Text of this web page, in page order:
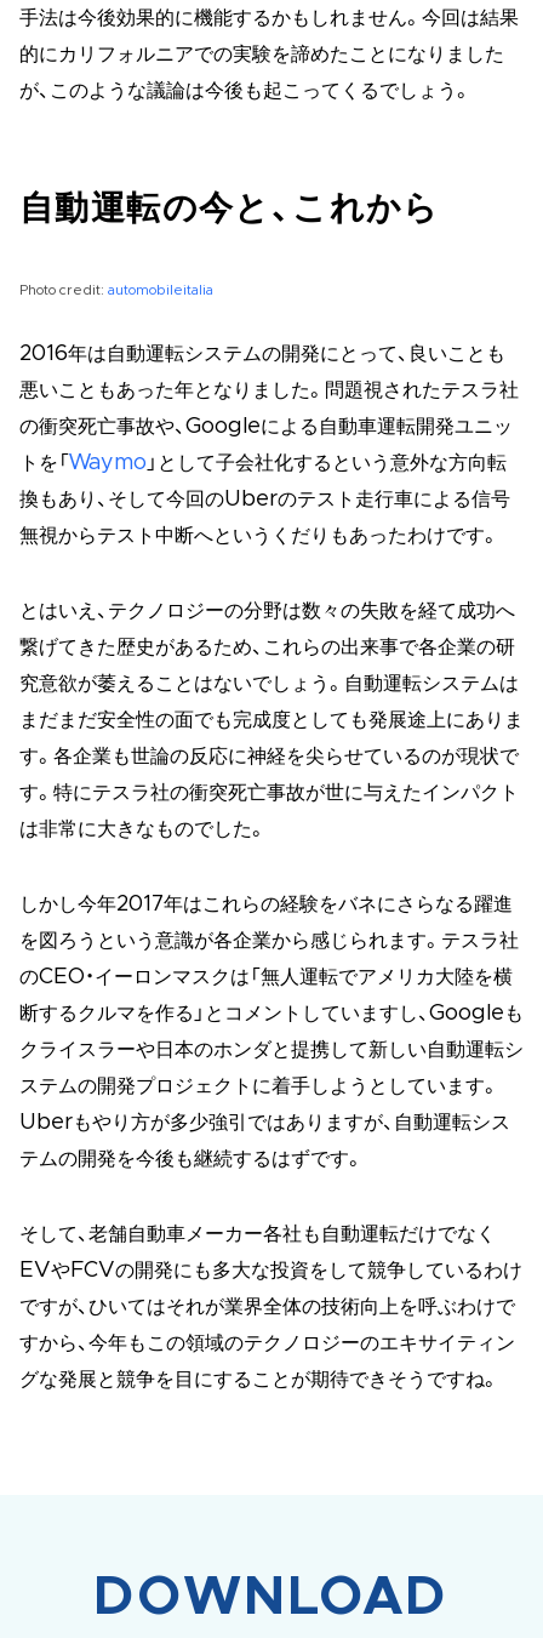
手法は今後効果的に機能するかもしれません。今回は結果
的にカリフォルニアでの実験を諦めたことになりました
が、このような議論は今後も起こってくるでしょう。
自動運転の今と、これから
Photo credit: automobileitalia
2016年は自動運転システムの開発にとって、良いことも
悪いこともあった年となりました。問題視されたテスラ社
の衝突死亡事故や、Googleによる自動車運転開発ユニッ
トを「 Waymo 」として子会社化するという意外な方向転
換もあり、そして今回のUberのテスト走行車による信号
無視からテスト中断へというくだりもあったわけです。
とはいえ、テクノロジーの分野は数々の失敗を経て成功へ
繋げてきた歴史があるため、これらの出来事で各企業の研
究意欲が萎えることはないでしょう。自動運転システムは
まだまだ安全性の面でも完成度としても発展途上にありま
す。各企業も世論の反応に神経を尖らせているのが現状で
す。特にテスラ社の衝突死亡事故が世に与えたインパクト
は非常に大きなものでした。
しかし今年2017年はこれらの経験をバネにさらなる躍進
を図ろうという意識が各企業から感じられます。テスラ社
のCEO・イーロンマスクは「無人運転でアメリカ大陸を横
断するクルマを作る」とコメントしていますし、Googleも
クライスラーや日本のホンダと提携して新しい自動運転シ
ステムの開発プロジェクトに着手しようとしています。
Uberもやり方が多少強引ではありますが、自動運転シス
テムの開発を今後も継続するはずです。
そして、老舗自動車メーカー各社も自動運転だけでなく
EVやFCVの開発にも多大な投資をして競争しているわけ
ですが、ひいてはそれが業界全体の技術向上を呼ぶわけで
すから、今年もこの領域のテクノロジーのエキサイティン
グな発展と競争を目にすることが期待できそうですね。
DOWNLOAD